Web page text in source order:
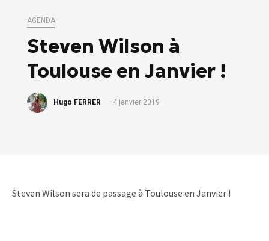
AGENDA
Steven Wilson à
Toulouse en Janvier !
Hugo FERRER 4 janvier 2019
Steven Wilson sera de passage à Toulouse en Janvier !